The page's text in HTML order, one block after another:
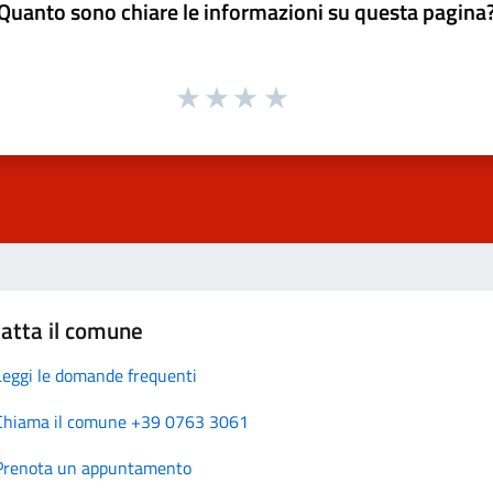
sono chiare le informazioni su questa
il comune
le domande frequenti
il comune +39 0763 3061
un appuntamento